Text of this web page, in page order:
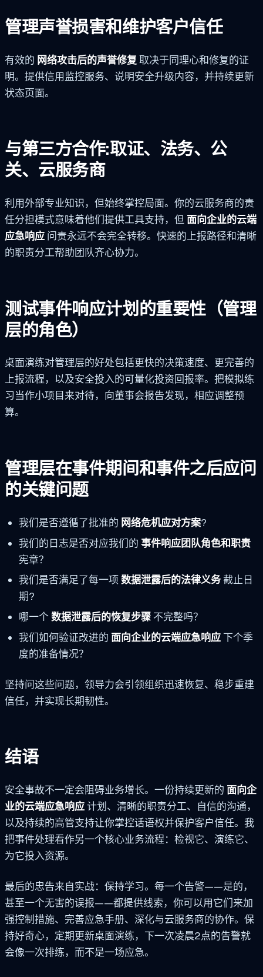
管理声誉损害和维护客户信任
有效的 网络攻击后的声誉修复 取决于同理心和修复的证
明。提供信用监控服务、说明安全升级内容，并持续更新
状态页面。
与第三方合作:取证、法务、公
关、云服务商
利用外部专业知识，但始终掌控局面。你的云服务商的责
任分担模式意味着他们提供工具支持，但 面向企业的云端
应急响应 问责永远不会完全转移。快速的上报路径和清晰
的职责分工帮助团队齐心协力。
测试事件响应计划的重要性（管理
层的角色）
桌面演练对管理层的好处包括更快的决策速度、更完善的
上报流程，以及安全投入的可量化投资回报率。把模拟练
习当作小项目来对待，向董事会报告发现，相应调整预
算。
管理层在事件期间和事件之后应问
的关键问题
我们是否遵循了批准的 网络危机应对方案?
我们的日志是否对应我们的 事件响应团队角色和职责
宪章？
我们是否满足了每一项数据泄露后的法律义务截止日
期?
哪一个数据泄露后的恢复步骤不完整吗？
我们如何验证改进的 面向企业的云端应急响应下个季
度的准备情况？
坚持问这些问题，领导力会引领组织迅速恢复、稳步重建
信任，并实现长期韧性。
结语
安全事故不一定会阻碍业务增长。一份持续更新的 面向企
业的云端应急响应计划、清晰的职责分工、自信的沟通，
以及持续的高管支持让你掌控话语权并保护客户信任。我
把事件处理看作另一个核心业务流程：检视它、演练它、
为它投入资源。
最后的忠告来自实战：保持学习。每一个告警——是的，
甚至一个无害的误报——都提供线索，你可以用它们来加
强控制措施、完善应急手册、深化与云服务商的协作。保
持好奇心，定期更新桌面演练，下一次凌晨2点的告警就
会像一次排练，而不是一场应急。